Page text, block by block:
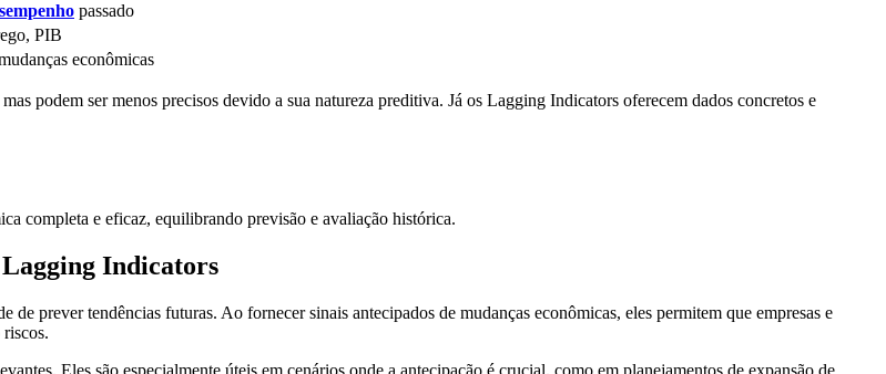
passado
PIB
econômicas
podem ser menos precisos devido a sua natureza preditiva. Já os Lagging Indicators oferecem dados concretos e
completa e eficaz, equilibrando previsão e avaliação histórica.
Indicators
de prever tendências futuras. Ao fornecer sinais antecipados de mudanças econômicas, eles permitem que empresas e